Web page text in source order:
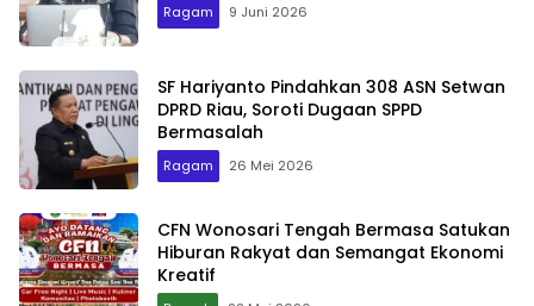
Ragam 9 Juni 2026
SF Hariyanto Pindahkan 308 ASN Setwan
DPRD Riau, Soroti Dugaan SPPD
Bermasalah
Ragam 26 Mei 2026
CFN Wonosari Tengah Bermasa Satukan
Hiburan Rakyat dan Semangat Ekonomi
Kreatif